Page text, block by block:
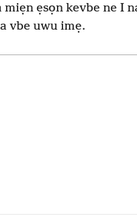
miẹn ẹsọn kevbe ne I
vbe uwu imẹ.